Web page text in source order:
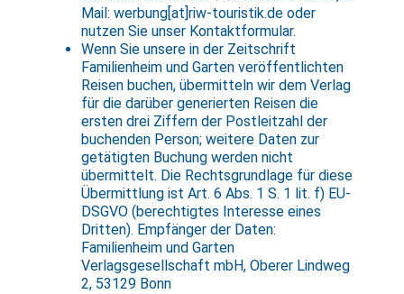
Mail: werbung[at]riw-touristik.de oder
nutzen Sie unser Kontaktformular.
Wenn Sie unsere in der Zeitschrift
Familienheim und Garten veröffentlichten
Reisen buchen, übermitteln wir dem Verlag
für die darüber generierten Reisen die
ersten drei Ziffern der Postleitzahl der
buchenden Person; weitere Daten zur
getätigten Buchung werden nicht
übermittelt. Die Rechtsgrundlage für diese
Übermittlung ist Art. 6 Abs. 1 S. 1 lit. f) EU-
DSGVO (berechtigtes Interesse eines
Dritten). Empfänger der Daten:
Familienheim und Garten
Verlagsgesellschaft mbH, Oberer Lindweg
2, 53129 Bonn